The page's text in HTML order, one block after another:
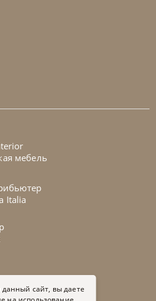
мебель
Italia
данный сайт, вы даете